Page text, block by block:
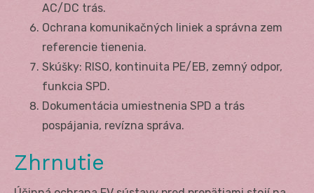
AC/DC trás.
Ochrana komunikačných liniek a správna zem
referencie tienenia.
Skúšky: RISO, kontinuita PE/EB, zemný odpor,
funkcia SPD.
Dokumentácia umiestnenia SPD a trás
pospájania, revízna správa.
Zhrnutie